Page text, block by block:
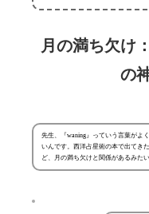
月の満ち欠け
の
先生、『waning』っていう言葉がよ
いんです。西洋占星術の本で出てき
ど、月の満ち欠けと関係があるみた